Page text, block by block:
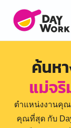
ค้นห
แม่จ
ตำแหน่งงานคุ
คุณที่สุด กับ